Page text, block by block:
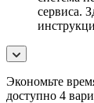
сервиса.
Экономьте
доступно 4